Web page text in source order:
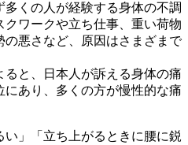
くの人が経験する身体の不調
ワークや立ち仕事、重い荷物
悪さなど、原因はさまざまで
と、日本人が訴える身体の痛
あり、多くの方が慢性的な痛
い」「立ち上がるときに腰に鋭